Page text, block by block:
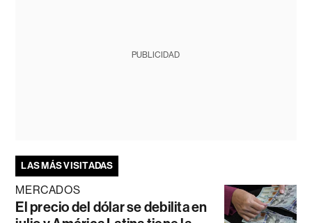
PUBLICIDAD
LAS MÁS VISITADAS
MERCADOS
El precio del dólar se debilita en